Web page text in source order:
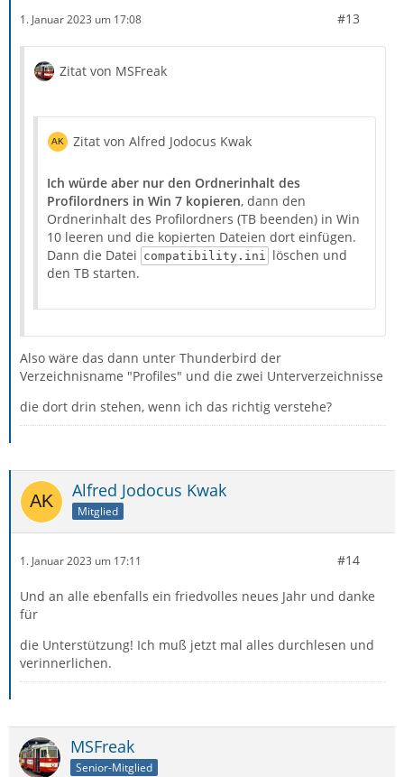
1. Januar 2023 um 17:08 #13
Zitat von MSFreak
Zitat von Alfred Jodocus Kwak
Ich würde aber nur den Ordnerinhalt des
Profilordners in Win 7 kopieren, dann den
Ordnerinhalt des Profilordners (TB beenden) in Win
10 leeren und die kopierten Dateien dort einfügen.
Dann die Datei compatibility.ini löschen und
den TB starten.
Also wäre das dann unter Thunderbird der
Verzeichnisname "Profiles" und die zwei Unterverzeichnisse
die dort drin stehen, wenn ich das richtig verstehe?
Alfred Jodocus Kwak
Mitglied
1. Januar 2023 um 17:11 #14
Und an alle ebenfalls ein friedvolles neues Jahr und danke
für
die Unterstützung! Ich muß jetzt mal alles durchlesen und
verinnerlichen.
MSFreak
Senior-Mitglied